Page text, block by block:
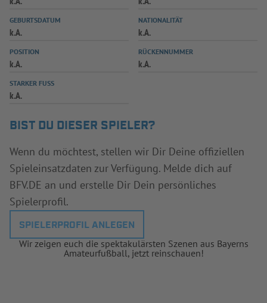
SPIELPLUS
GEBURTSDATUM
k.A.
NATIONALITÄT
k.A.
POSITION
k.A.
RÜCKENNUMMER
k.A.
STARKER FUSS
k.A.
BIST DU DIESER SPIELER?
Wenn du möchtest, stellen wir Dir Deine offiziellen
Spieleinsatzdaten zur Verfügung. Melde dich auf
BFV.DE an und erstelle Dir Dein persönliches
Spielerprofil.
SPIELERPROFIL ANLEGEN
Wir zeigen euch die spektakulärsten Szenen aus Bayerns
Amateurfußball, jetzt reinschauen!